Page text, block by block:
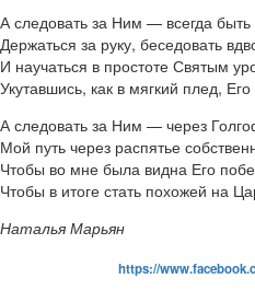
А следовать за Ним — всегда
Держаться за руку, беседовать
И научаться в простоте Святым
Укутавшись, как в мягкий плед,
А следовать за Ним — через
Мой путь через распятье
Чтобы во мне была видна Его
Чтобы в итоге стать похожей на
Наталья Марьян
https://